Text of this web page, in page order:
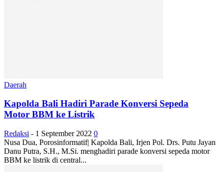
Daerah
Kapolda Bali Hadiri Parade Konversi Sepeda
Motor BBM ke Listrik
Redaksi - 1 September 2022 0
Nusa Dua, Porosinformatif| Kapolda Bali, Irjen Pol. Drs. Putu Jayan
Danu Putra, S.H., M.Si. menghadiri parade konversi sepeda motor
BBM ke listrik di central...